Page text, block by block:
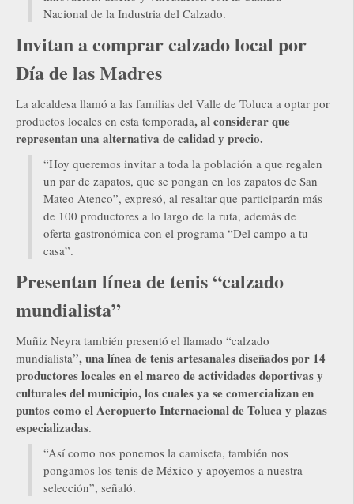
Nacional de la Industria del Calzado.
Invitan a comprar calzado local por
Día de las Madres
La alcaldesa llamó a las familias del Valle de Toluca a optar por
productos locales en esta temporada, al considerar que
representan una alternativa de calidad y precio.
“Hoy queremos invitar a toda la población a que regalen
un par de zapatos, que se pongan en los zapatos de San
Mateo Atenco”, expresó, al resaltar que participarán más
de 100 productores a lo largo de la ruta, además de
oferta gastronómica con el programa “Del campo a tu
casa”.
Presentan línea de tenis “calzado
mundialista”
Muñiz Neyra también presentó el llamado “calzado
mundialista”, una línea de tenis artesanales diseñados por 14
productores locales en el marco de actividades deportivas y
culturales del municipio, los cuales ya se comercializan en
puntos como el Aeropuerto Internacional de Toluca y plazas
especializadas.
“Así como nos ponemos la camiseta, también nos
pongamos los tenis de México y apoyemos a nuestra
selección”, señaló.